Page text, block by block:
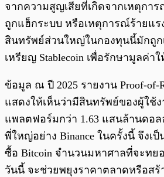
จากความสูญเสียที่เกิดจากเหตุกา
ถูกแฮ็กระบบ หรือเหตุการณ์ร้ายแร
สินทรัพย์ส่วนใหญ่ในกองทุนนี้มักถูก
เหรียญ Stablecoin เพื่อรักษามูลค่า
ข้อมูล ณ ปี 2025 รายงาน Proof-of-
แสดงให้เห็นว่ามีสินทรัพย์ของผู้ใช้
แพลตฟอร์มกว่า 1.63 แสนล้านดอ
พี่ใหญ่อย่าง Binance ในครั้งนี้ จึงเ
ซื้อ Bitcoin จำนวนมหาศาลที่จะทย
วันนี้ จะช่วยพยุงราคาตลาดหรือสร้